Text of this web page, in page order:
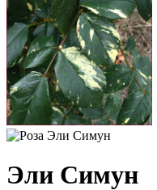
Эли Симун